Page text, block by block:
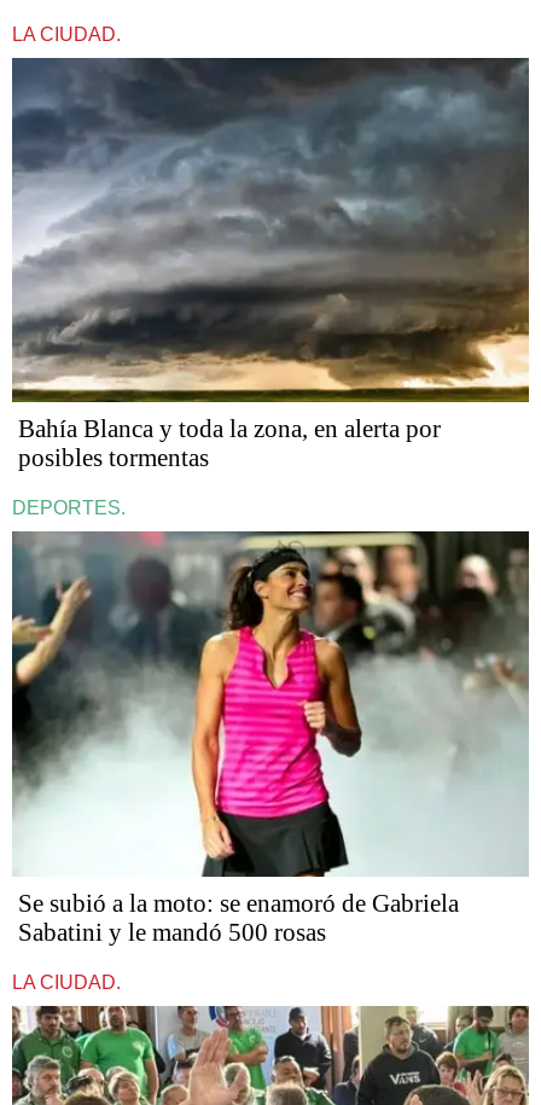
LA CIUDAD.
Bahía Blanca y toda la zona, en alerta por
posibles tormentas
DEPORTES.
Se subió a la moto: se enamoró de Gabriela
Sabatini y le mandó 500 rosas
LA CIUDAD.